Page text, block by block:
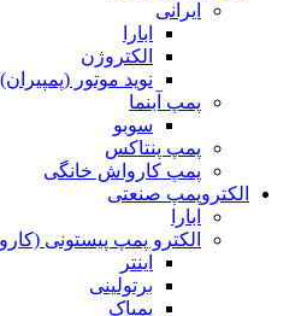
ایرانی
ابارا
الکتروژن
نوید موتور (پمپیران)
پمپ آبنما
سوبو
پمپ پنتاکس
پمپ کارواش خانگی
الکتروپمپ صنعتی
ابارا
الکترو پمپ پیستونی
اینتر
برتولینی
پمپاک